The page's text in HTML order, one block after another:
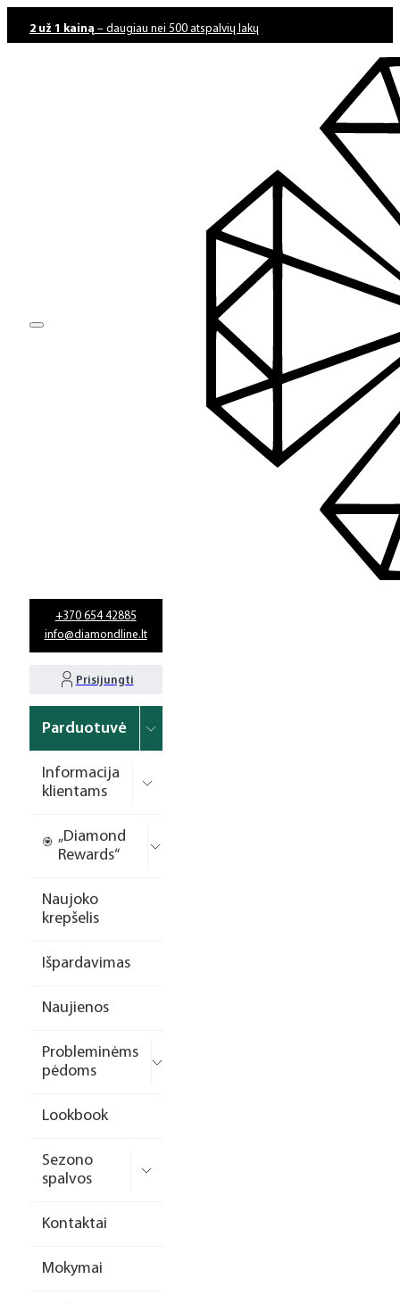
2 už 1 kainą – daugiau nei 500 atspalvių lakų
+370 654 42885
info@diamondline.lt
Prisijungti
Parduotuvė
Informacija
klientams
„Diamond
Rewards“
Naujoko
krepšelis
Išpardavimas
Naujienos
Probleminėms
pėdoms
Lookbook
Sezono
spalvos
Kontaktai
Mokymai